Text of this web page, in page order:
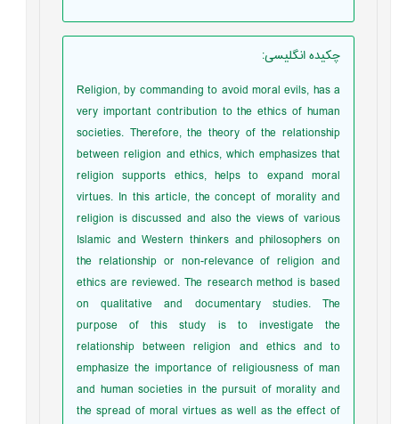
چکیده انگلیسی:
Religion, by commanding to avoid moral evils, has a
very important contribution to the ethics of human
societies. Therefore, the theory of the relationship
between religion and ethics, which emphasizes that
religion supports ethics, helps to expand moral
virtues. In this article, the concept of morality and
religion is discussed and also the views of various
Islamic and Western thinkers and philosophers on
the relationship or non-relevance of religion and
ethics are reviewed. The research method is based
on qualitative and documentary studies. The
purpose of this study is to investigate the
relationship between religion and ethics and to
emphasize the importance of religiousness of man
and human societies in the pursuit of morality and
the spread of moral virtues as well as the effect of